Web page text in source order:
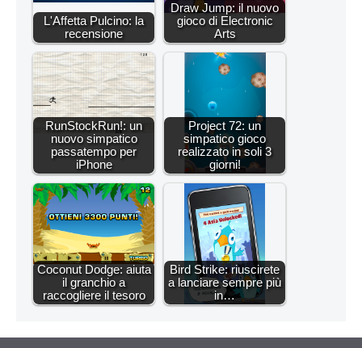
L'Affetta Pulcino: la
recensione
Draw Jump: il nuovo
gioco di Electronic
Arts
RunStockRun!: un
nuovo simpatico
passatempo per
iPhone
Project 72: un
simpatico gioco
realizzato in soli 3
giorni!
Coconut Dodge: aiuta
il granchio a
raccogliere il tesoro
Bird Strike: riuscirete
a lanciare sempre più
in…